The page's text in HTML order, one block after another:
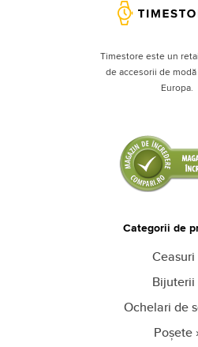
Timestore este un
de accesorii de
Europa.
Categorii de
Ceasuri
Bijuterii
Ochelari de
Poșete